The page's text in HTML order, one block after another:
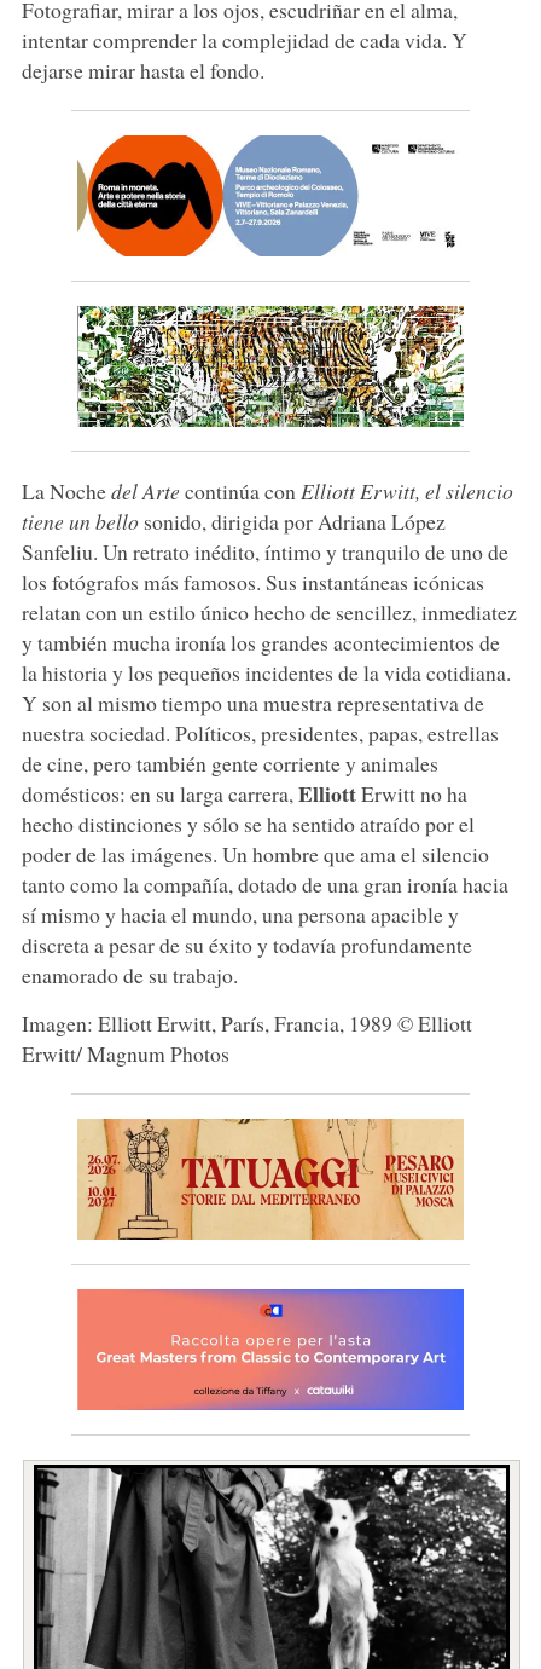
Fotografiar, mirar a los ojos, escudriñar en el alma,
intentar comprender la complejidad de cada vida. Y
dejarse mirar hasta el fondo.
La Nochedel Artecontinúa con Elliott Erwitt, el silencio
tiene un bellosonido, dirigida por Adriana López
Sanfeliu. Un retrato inédito, íntimo y tranquilo de uno de
los fotógrafos más famosos. Sus instantáneas icónicas
relatan con un estilo único hecho de sencillez, inmediatez
y también mucha ironía los grandes acontecimientos de
la historia y los pequeños incidentes de la vida cotidiana.
Y son al mismo tiempo una muestra representativa de
nuestra sociedad. Políticos, presidentes, papas, estrellas
de cine, pero también gente corriente y animales
domésticos: en su larga carrera, ElliottErwitt no ha
hecho distinciones y sólo se ha sentido atraído por el
poder de las imágenes. Un hombre que ama el silencio
tanto como la compañía, dotado de una gran ironía hacia
sí mismo y hacia el mundo, una persona apacible y
discreta a pesar de su éxito y todavía profundamente
enamorado de su trabajo.
Imagen: Elliott Erwitt, París, Francia, 1989 © Elliott
Erwitt/ Magnum Photos